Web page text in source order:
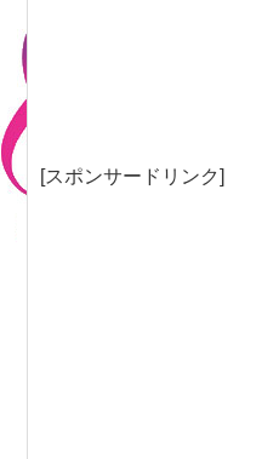
[スポンサードリンク]